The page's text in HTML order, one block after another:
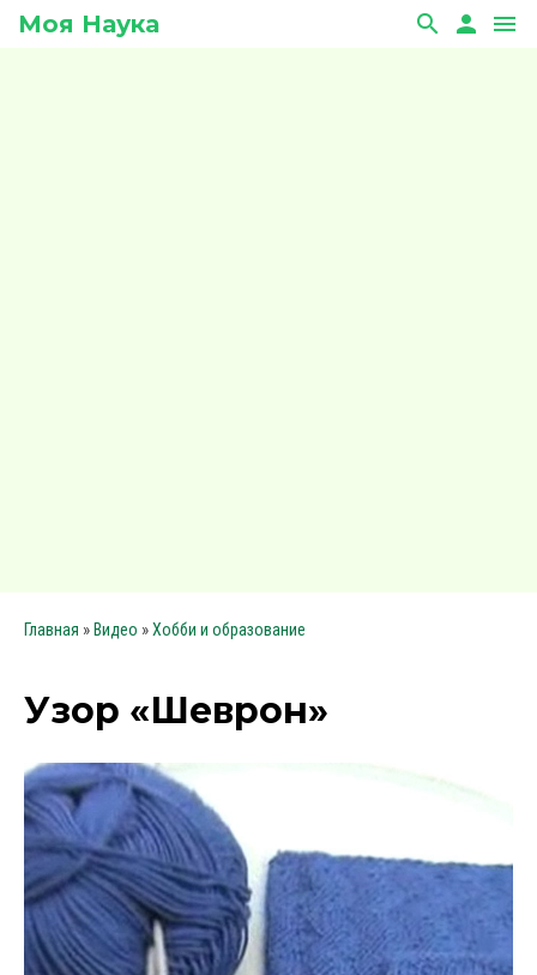
Моя Наука search person menu
Главная » Видео »Хобби и образование
Узор «Шеврон»